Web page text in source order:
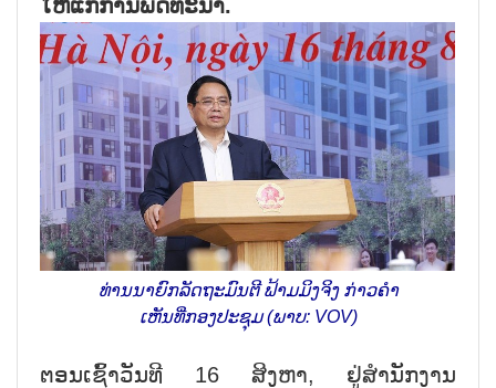
ໃຫ້ແກ່ການພັດທະນາ.
ທ່ານນາຍົກລັດຖະມົນຕີ ຟ້າມມິງຈິງ ກ່າວຄຳ
ເຫັນທີ່ກອງປະຊຸມ (ພາບ: VOV)
ຕອນເຊົ້າວັນທີ 16 ສິງຫາ, ຢູ່ສຳນັກງານ